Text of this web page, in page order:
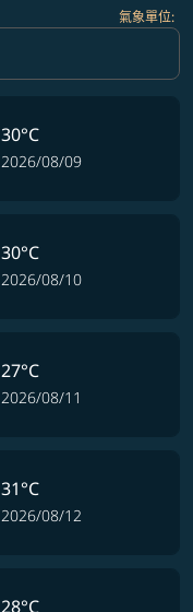
氣象單位:
30°C
2026/08/09
30°C
2026/08/10
27°C
2026/08/11
31°C
2026/08/12
28°C